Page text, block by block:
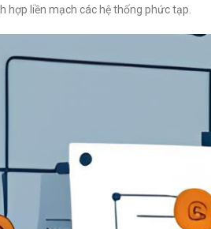
hợp liền mạch các hệ thống phức tạp.